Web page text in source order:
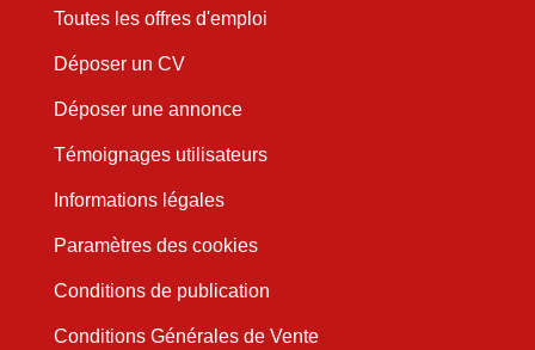
Toutes les offres d'emploi
Déposer un CV
Déposer une annonce
Témoignages utilisateurs
Informations légales
Paramètres des cookies
Conditions de publication
Conditions Générales de Vente